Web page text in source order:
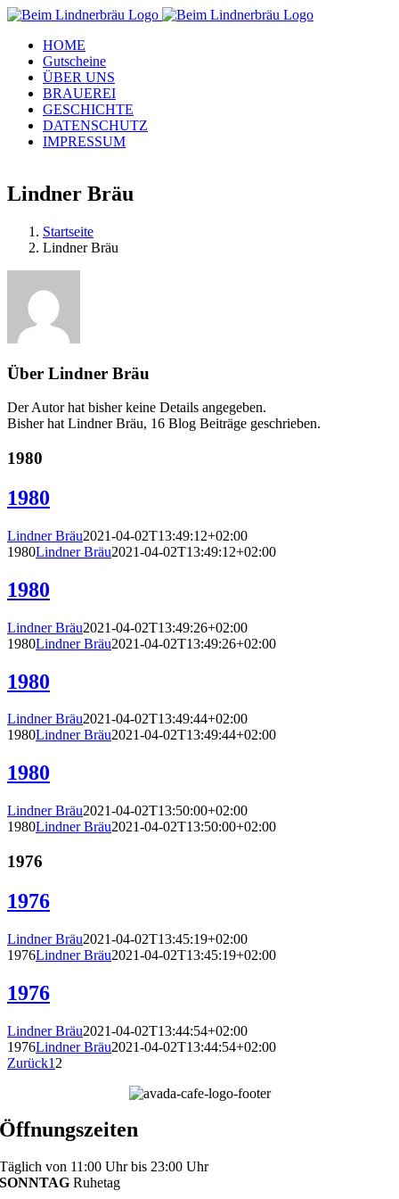
Zum
springenHOME
Gutscheine
ÜBER UNS
BRAUEREI
GESCHICHTE
DATENSCHUTZ
IMPRESSUM
Lindner Bräu
Startseite
Lindner Bräu
Über Lindner Bräu
Der Autor hat bisher keine Details angegeben.
Bisher hat Lindner Bräu, 16 Blog Beiträge geschrieben.
1980
1980
Lindner Bräu2021-04-02T13:49:12+02:00
1980Lindner Bräu2021-04-02T13:49:12+02:00
1980
Lindner Bräu2021-04-02T13:49:26+02:00
1980Lindner Bräu2021-04-02T13:49:26+02:00
1980
Lindner Bräu2021-04-02T13:49:44+02:00
1980Lindner Bräu2021-04-02T13:49:44+02:00
1980
Lindner Bräu2021-04-02T13:50:00+02:00
1980Lindner Bräu2021-04-02T13:50:00+02:00
1976
1976
Lindner Bräu2021-04-02T13:45:19+02:00
1976Lindner Bräu2021-04-02T13:45:19+02:00
1976
Lindner Bräu2021-04-02T13:44:54+02:00
1976Lindner Bräu2021-04-02T13:44:54+02:00
Zurück1 2
Öffnungszeiten
Täglich von 11:00 Uhr bis 23:00 Uhr
SONNTAG Ruhetag